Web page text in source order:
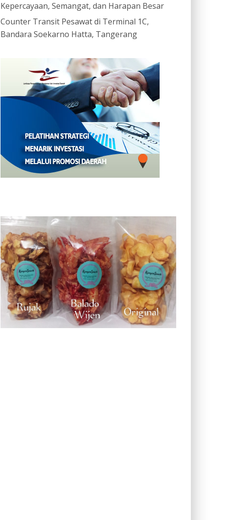
Kepercayaan, Semangat, dan Harapan Besar
Counter Transit Pesawat di Terminal 1C,
Bandara Soekarno Hatta, Tangerang